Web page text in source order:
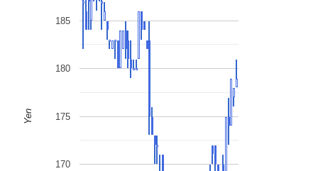
170
175
180
185
Yen